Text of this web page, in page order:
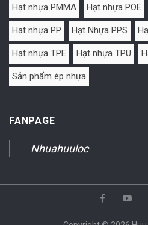
Hạt nhựa PMMA Hạt nhựa POE
Hạt nhựa PP Hạt Nhựa PPS
Hạt nhựa TPE Hạt nhựa TPU
Sản phẩm ép nhựa
FANPAGE
Nhuahuuloc